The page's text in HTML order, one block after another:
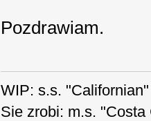
Pozdrawiam.
WIP: s.s.
Sie zrobi: m.s. "Costa